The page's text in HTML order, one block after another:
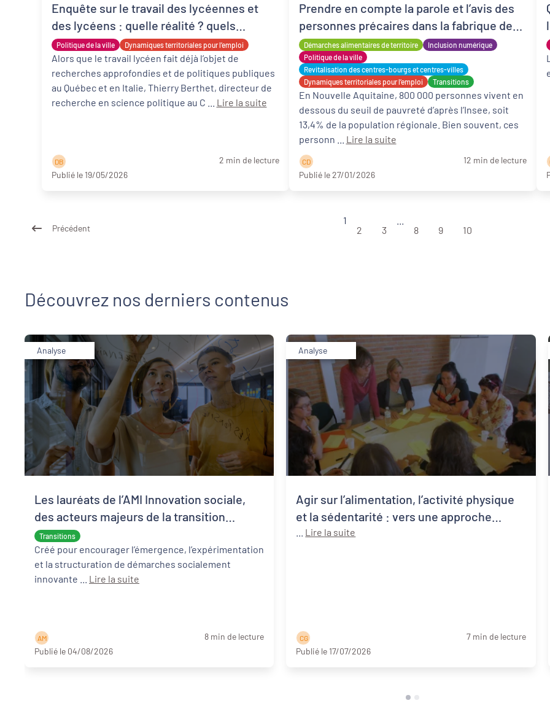
Politique de la ville Dynamiques territoriales pour l’emploi
Enquête sur le travail des lycéennes et
des lycéens : quelle réalité ? quels
impacts sur les parcours ?
Alors que le travail lycéen fait déjà l’objet de
recherches approfondies et de politiques publiques
au Québec et en Italie, Thierry Berthet, directeur de
Lire la suite
D B
2 min de lecture
Publié le 19/05/2026
Démarches alimentaires de territoire
Inclusion numérique
Politique de la ville
Revitalisation des centres-bourgs et centres-villes
Dynamiques territoriales pour l’emploi
Transitions
Prendre en compte la parole et l’avis des
personnes précaires dans la fabrique des
politiques publiques
En Nouvelle Aquitaine, 800 000 personnes vivent en
dessous du seuil de pauvreté d’après l’Insee, soit
13,4% de la population régionale. Bien souvent, ces
Lire la suite
C D
12 min de lecture
Publié le 27/01/2026
Précédent
1
2
3
8
9 10
Découvrez nos derniers contenus
Analyse
Transitions
Les lauréats de l’AMI Innovation sociale,
des acteurs majeurs de la transition
écologique et sociale
Créé pour encourager l’émergence, l’expérimentation
et la structuration de démarches socialement
Lire la suite
A M
8 min de lecture
Publié le 04/08/2026
Analyse
Agir sur l’alimentation, l’activité physique
et la sédentarité : vers une approche
systémique de la santé publique
Lire la suite
C G
7 min de lecture
Publié le 17/07/2026